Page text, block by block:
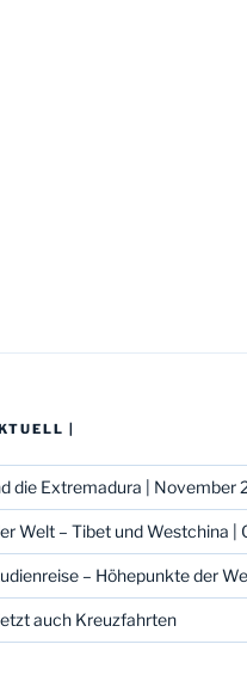
|
die Extremadura | November
Welt – Tibet und Westchina
– Höhepunkte der
auch Kreuzfahrten